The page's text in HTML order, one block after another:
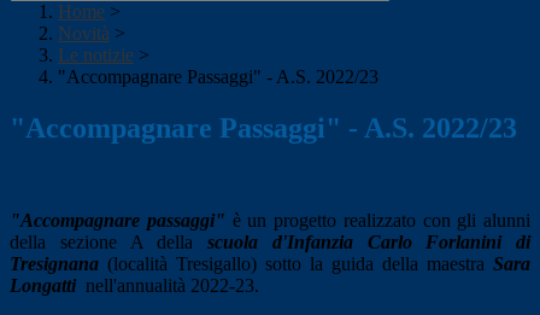
Home >
Novità >
Le notizie >
"Accompagnare Passaggi" - A.S. 2022/23
"Accompagnare Passaggi" - A.S. 2022/23
"Accompagnare passaggi" è un progetto realizzato con gli alunni
della sezione A della scuola d'Infanzia Carlo Forlanini di
Tresignana (località Tresigallo) sotto la guida della maestra Sara
Longattinell'annualità 2022-23.